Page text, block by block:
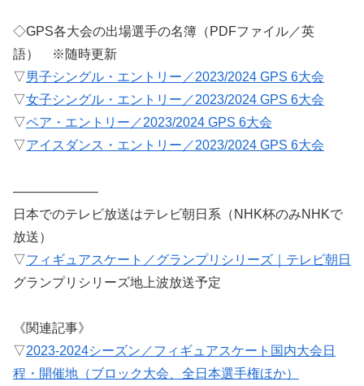
◇GPS各大会の出場選手の名簿（PDFファイル／英
語） ※随時更新
▽男子シングル・エントリー／2023/2024 GPS 6大会
▽女子シングル・エントリー／2023/2024 GPS 6大会
▽ペア・エントリー／2023/2024 GPS 6大会
▽アイスダンス・エントリー／2023/2024 GPS 6大会
——————–
日本でのテレビ放送はテレビ朝日系（NHK杯のみNHKで
放送）
▽フィギュアスケート／グランプリシリーズ｜テレビ朝日
グランプリシリーズ地上波放送予定
《関連記事》
▽2023-2024シーズン／フィギュアスケート国内大会日
程・開催地（ブロック大会、全日本選手権ほか）